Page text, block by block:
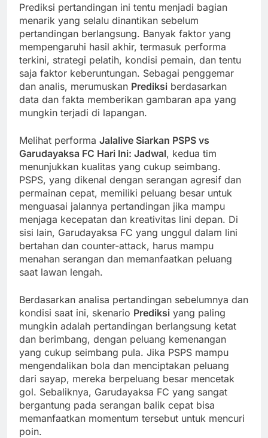
Prediksi pertandingan ini tentu menjadi bagian
menarik yang selalu dinantikan sebelum
pertandingan berlangsung. Banyak faktor yang
mempengaruhi hasil akhir, termasuk performa
terkini, strategi pelatih, kondisi pemain, dan tentu
saja faktor keberuntungan. Sebagai penggemar
dan analis, merumuskan Prediksi berdasarkan
data dan fakta memberikan gambaran apa yang
mungkin terjadi di lapangan.
Melihat performa Jalalive Siarkan PSPS vs
Garudayaksa FC Hari Ini: Jadwal, kedua tim
menunjukkan kualitas yang cukup seimbang.
PSPS, yang dikenal dengan serangan agresif dan
permainan cepat, memiliki peluang besar untuk
menguasai jalannya pertandingan jika mampu
menjaga kecepatan dan kreativitas lini depan. Di
sisi lain, Garudayaksa FC yang unggul dalam lini
bertahan dan counter-attack, harus mampu
menahan serangan dan memanfaatkan peluang
saat lawan lengah.
Berdasarkan analisa pertandingan sebelumnya dan
kondisi saat ini, skenario Prediksi yang paling
mungkin adalah pertandingan berlangsung ketat
dan berimbang, dengan peluang kemenangan
yang cukup seimbang pula. Jika PSPS mampu
mengendalikan bola dan menciptakan peluang
dari sayap, mereka berpeluang besar mencetak
gol. Sebaliknya, Garudayaksa FC yang sangat
bergantung pada serangan balik cepat bisa
memanfaatkan momentum tersebut untuk mencuri
poin.